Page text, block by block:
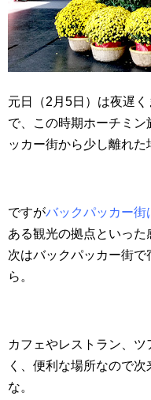
元日（2月5日）は夜遅
で、この時期ホーチミ
ッカー街から少し離れた
ですがバックパッカー街
ある観光の拠点といった
次はバックパッカー街
ら。
カフェやレストラン、
く、便利な場所なので
な。